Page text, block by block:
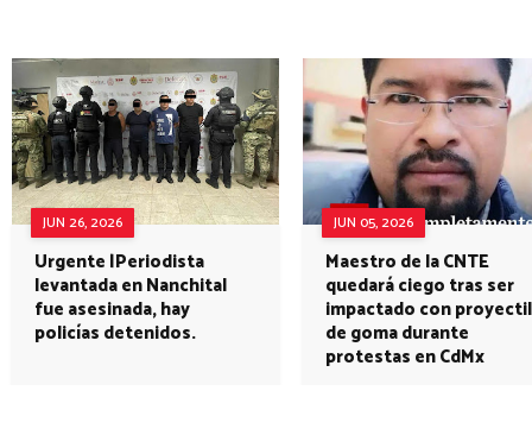
JUN 26, 2026
Urgente |Periodista
levantada en Nanchital
fue asesinada, hay
policías detenidos.
JUN 05, 2026
Maestro de la CNTE
quedará ciego tras ser
impactado con proyectil
de goma durante
protestas en CdMx